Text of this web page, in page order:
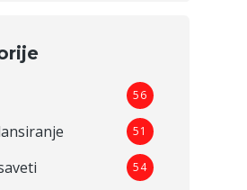
56
51
54